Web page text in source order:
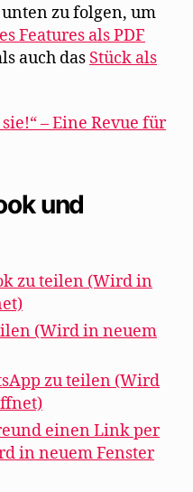
zu folgen, um
Features als PDF
auch das Stück als
– Eine Revue für
und
zu teilen (Wird in
(Wird in neuem
zu teilen (Wird
einen Link per
in neuem Fenster